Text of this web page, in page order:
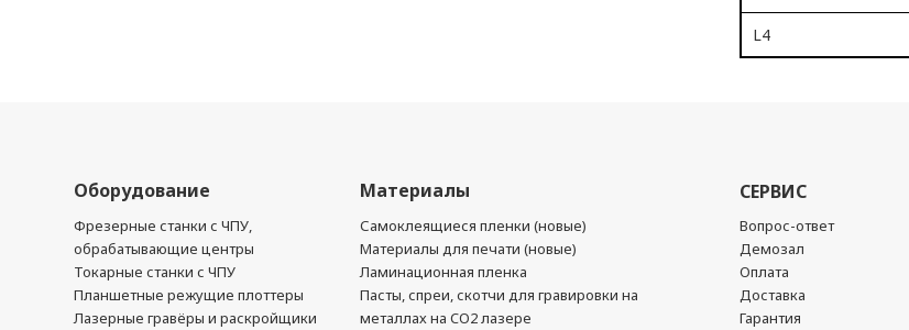
L4
Оборудование
Фрезерные станки с ЧПУ,
обрабатывающие центры
Токарные станки с ЧПУ
Планшетные режущие плоттеры
Лазерные гравёры и раскройщики
Материалы
Самоклеящиеся пленки (новые)
Материалы для печати (новые)
Ламинационная пленка
Пасты, спреи, скотчи для гравировки на
металлах на CO2 лазере
СЕРВИС
Вопрос-ответ
Демозал
Оплата
Доставка
Гарантия